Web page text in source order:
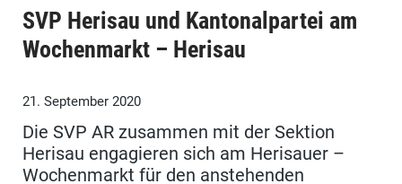
SVP Herisau und Kantonalpartei am
Wochenmarkt – Herisau
21. September 2020
Die SVP AR zusammen mit der Sektion
Herisau engagieren sich am Herisauer –
Wochenmarkt für den anstehenden